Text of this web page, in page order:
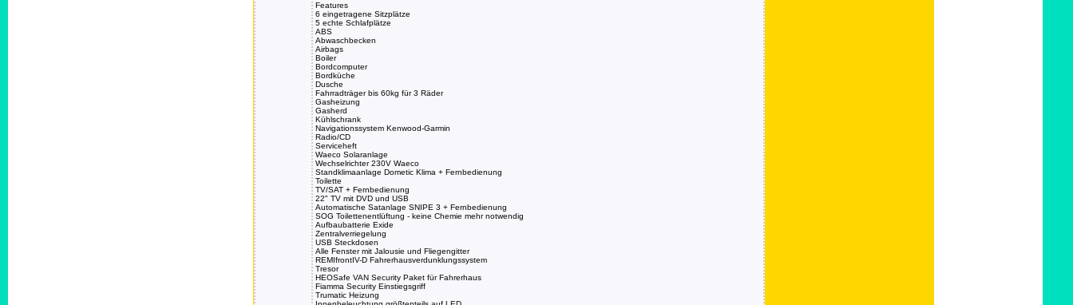
Features
6 eingetragene Sitzplätze
5 echte Schlafplätze
ABS
Abwaschbecken
Airbags
Boiler
Bordcomputer
Bordküche
Dusche
Fahrradträger bis 60kg für 3 Räder
Gasheizung
Gasherd
Kühlschrank
Navigationssystem Kenwood-Garmin
Radio/CD
Serviceheft
Waeco Solaranlage
Wechselrichter 230V Waeco
Standklimaanlage Dometic Klima + Fernbedienung
Toilette
TV/SAT + Fernbedienung
22" TV mit DVD und USB
Automatische Satanlage SNIPE 3 + Fernbedienung
SOG Toilettenentlüftung - keine Chemie mehr notwendig
Aufbaubatterie Exide
Zentralverriegelung
USB Steckdosen
Alle Fenster mit Jalousie und Fliegengitter
REMIfrontIV-D Fahrerhausverdunklungssystem
Tresor
HEOSafe VAN Security Paket für Fahrerhaus
Fiamma Security Einstiegsgriff
Trumatic Heizung